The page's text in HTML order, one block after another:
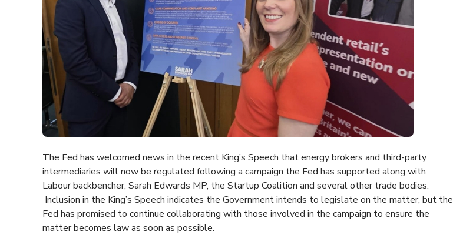
The Fed has welcomed news in the recent King’s Speech that energy brokers and third-party
intermediaries will now be regulated following a campaign the Fed has supported along with
Labour backbencher, Sarah Edwards MP, the Startup Coalition and several other trade bodies.
Inclusion in the King’s Speech indicates the Government intends to legislate on the matter, but the
Fed has promised to continue collaborating with those involved in the campaign to ensure the
matter becomes law as soon as possible.